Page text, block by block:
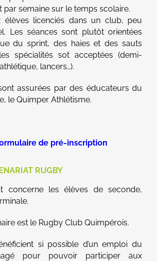
par semaine sur le temps scolaire.
élèves licenciés dans un club, peu
Les séances sont plutôt orientées
du sprint, des haies et des sauts
spécialités sot acceptées (demi-
lancers…).
assurées par des éducateurs du
le Quimper Athlétisme.
de pré-inscription
RUGBY
concerne les élèves de seconde,
est le Rugby Club Quimpérois.
si possible d’un emploi du
pour pouvoir participer aux